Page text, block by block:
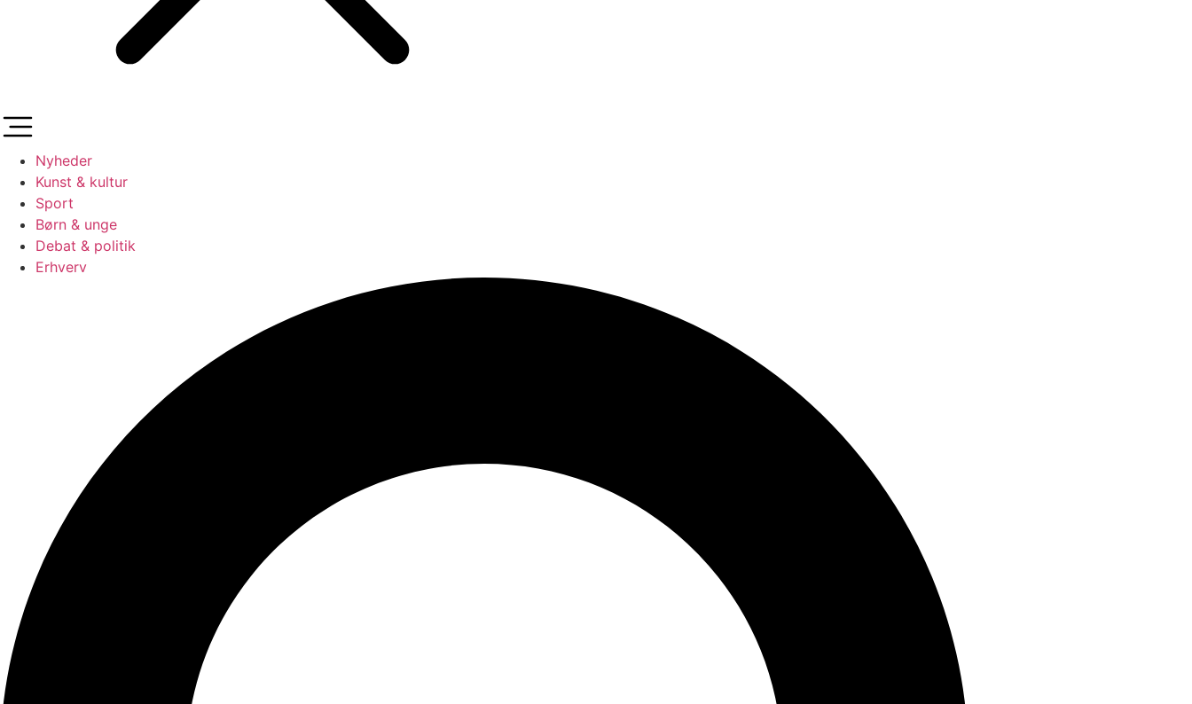
Nyheder
Kunst & kultur
Sport
Børn & unge
Debat & politik
Erhverv